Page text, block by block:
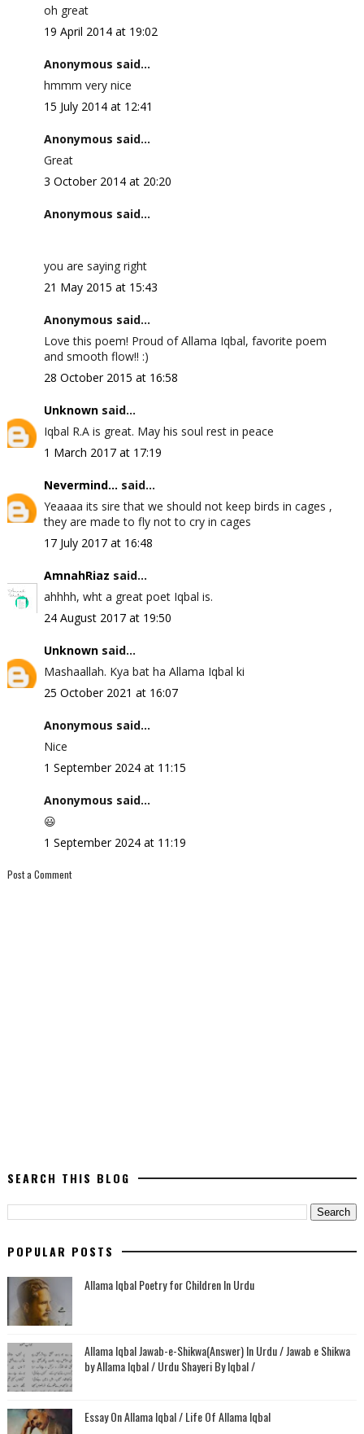
oh great
19 April 2014 at 19:02
Anonymous said...
hmmm very nice
15 July 2014 at 12:41
Anonymous said...
Great
3 October 2014 at 20:20
Anonymous said...
you are saying right
21 May 2015 at 15:43
Anonymous said...
Love this poem! Proud of Allama Iqbal, favorite poem
and smooth flow!! :)
28 October 2015 at 16:58
Unknownsaid...
Iqbal R.A is great. May his soul rest in peace
1 March 2017 at 17:19
Nevermind... said...
Yeaaaa its sire that we should not keep birds in cages ,
they are made to fly not to cry in cages
17 July 2017 at 16:48
AmnahRiaz said...
ahhhh, wht a great poet Iqbal is.
24 August 2017 at 19:50
Unknownsaid...
Mashaallah. Kya bat ha Allama Iqbal ki
25 October 2021 at 16:07
Anonymous said...
Nice
1 September 2024 at 11:15
Anonymous said...
😃
1 September 2024 at 11:19
Post a Comment
SEARCH THIS BLOG
POPULAR POSTS
Allama Iqbal Poetry for Children In Urdu
Allama Iqbal Jawab-e-Shikwa(Answer) In Urdu / Jawab e Shikwa
by Allama Iqbal / Urdu Shayeri By Iqbal /
Essay On Allama Iqbal / Life Of Allama Iqbal